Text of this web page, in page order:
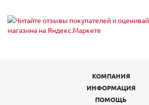
КОМПАНИЯ
ИНФОРМАЦИЯ
ПОМОЩЬ